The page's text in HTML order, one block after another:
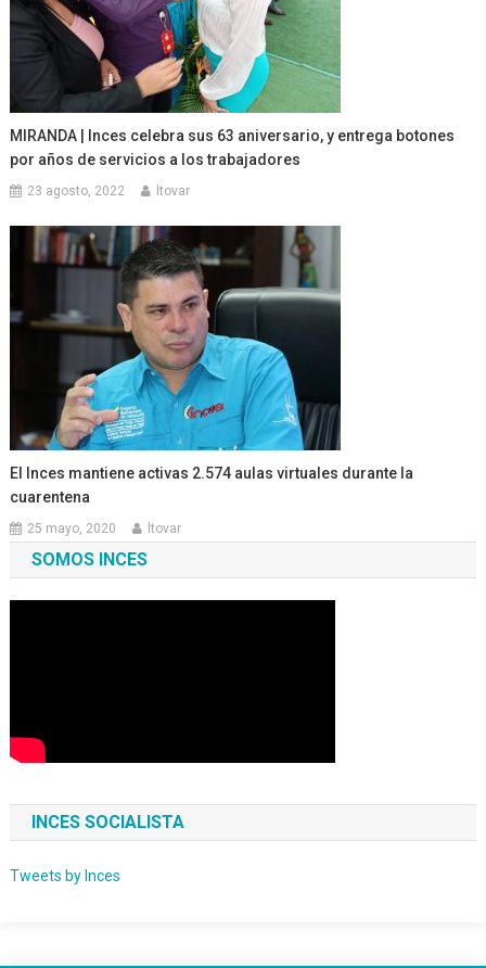
MIRANDA | Inces celebra sus 63 aniversario, y entrega botones
por años de servicios a los trabajadores
23 agosto, 2022 ltovar
El Inces mantiene activas 2.574 aulas virtuales durante la
cuarentena
25 mayo, 2020 ltovar
SOMOS INCES
INCES SOCIALISTA
Tweets by Inces